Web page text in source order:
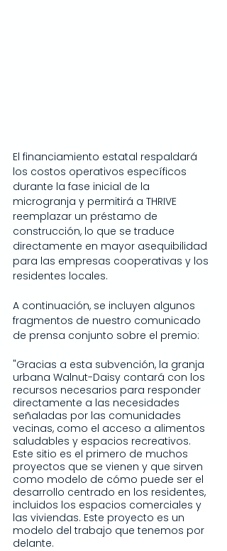
El financiamiento estatal respaldará
los costos operativos específicos
durante la fase inicial de la
microgranja y permitirá a THRIVE
reemplazar un préstamo de
construcción, lo que se traduce
directamente en mayor asequibilidad
para las empresas cooperativas y los
residentes locales.
A continuación, se incluyen algunos
fragmentos de nuestro comunicado
de prensa conjunto sobre el premio:
"Gracias a esta subvención, la granja
urbana Walnut-Daisy contará con los
recursos necesarios para responder
directamente a las necesidades
señaladas por las comunidades
vecinas, como el acceso a alimentos
saludables y espacios recreativos.
Este sitio es el primero de muchos
proyectos que se vienen y que sirven
como modelo de cómo puede ser el
desarrollo centrado en los residentes,
incluidos los espacios comerciales y
las viviendas. Este proyecto es un
modelo del trabajo que tenemos por
delante.